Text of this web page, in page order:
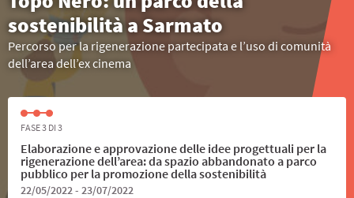
sostenibilità a Sarmato
Percorso per la rigenerazione partecipata e l’uso di comunità
dell’area dell’ex cinema
FASE 3 DI 3
Elaborazione e approvazione delle idee progettuali per la
rigenerazione dell’area: da spazio abbandonato a parco
pubblico per la promozione della sostenibilità
22/05/2022 - 23/07/2022